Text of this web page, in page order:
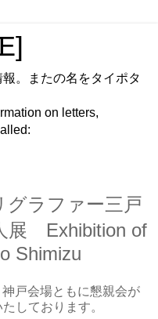
。またの名をタイポタ
on letters,
グラファー三戸
展 Exhibition of
Shimizu
戸会場ともに懇親会が
たしております。